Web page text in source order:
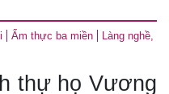
Ẩm thực ba miền
Làng nghề,
thự họ Vương